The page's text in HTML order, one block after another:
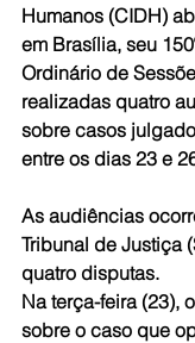
Humanos (CIDH)
em Brasília, seu
Ordinário de
realizadas quatro
sobre casos
entre os dias 23 e
As audiências
Tribunal de Justiça
quatro disputas.
Na terça-feira (23),
sobre o caso que